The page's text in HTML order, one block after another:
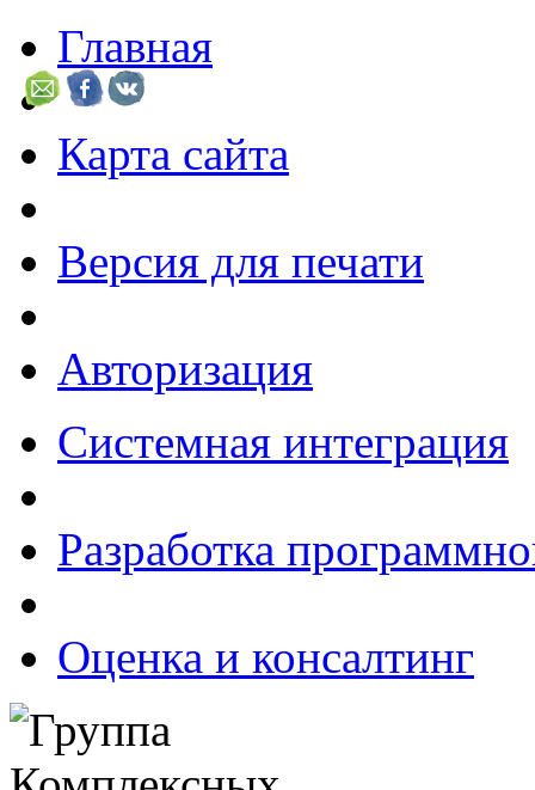
Главная
Карта сайта
Версия для печати
Авторизация
Системная интеграция
Разработка
Оценка и консалтинг